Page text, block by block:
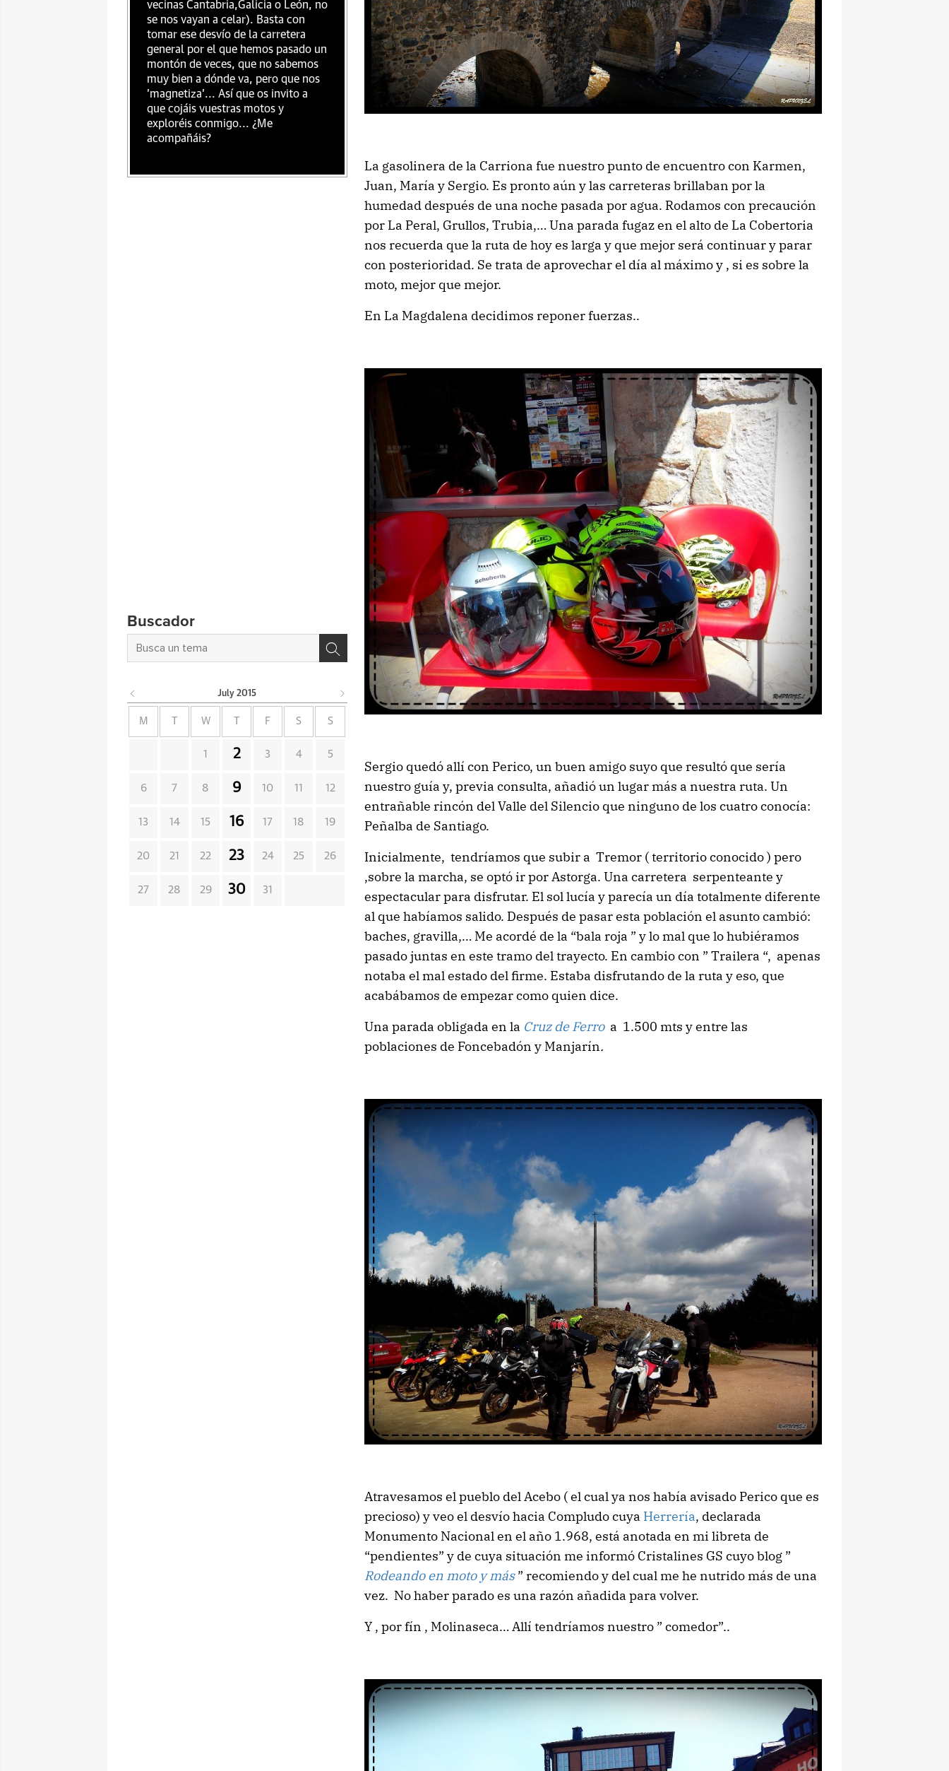
La gasolinera de la Carriona fue nuestro punto de encuentro con Karmen,
Juan, María y Sergio. Es pronto aún y las carreteras brillaban por la
humedad después de una noche pasada por agua. Rodamos con precaución
por La Peral, Grullos, Trubia,… Una parada fugaz en el alto de La Cobertoria
nos recuerda que la ruta de hoy es larga y que mejor será continuar y parar
con posterioridad. Se trata de aprovechar el día al máximo y , si es sobre la
moto, mejor que mejor.
En La Magdalena decidimos reponer fuerzas..
Sergio quedó allí con Perico, un buen amigo suyo que resultó que sería
nuestro guía y, previa consulta, añadió un lugar más a nuestra ruta. Un
entrañable rincón del Valle del Silencio que ninguno de los cuatro conocía:
Peñalba de Santiago.
Inicialmente, tendríamos que subir a Tremor ( territorio conocido ) pero
,sobre la marcha, se optó ir por Astorga. Una carretera serpenteante y
espectacular para disfrutar. El sol lucía y parecía un día totalmente diferente
al que habíamos salido. Después de pasar esta población el asunto cambió:
baches, gravilla,… Me acordé de la “bala roja ” y lo mal que lo hubiéramos
pasado juntas en este tramo del trayecto. En cambio con ” Trailera “, apenas
notaba el mal estado del firme. Estaba disfrutando de la ruta y eso, que
acabábamos de empezar como quien dice.
Una parada obligada en la Cruz de Ferro a 1.500 mts y entre las
poblaciones de Foncebadón y Manjarín.
Atravesamos el pueblo del Acebo ( el cual ya nos había avisado Perico que es
precioso) y veo el desvío hacia Compludo cuya Herrería, declarada
Monumento Nacional en el año 1.968, está anotada en mi libreta de
“pendientes” y de cuya situación me informó Cristalines GS cuyo blog ”
Rodeando en moto y más” recomiendo y del cual me he nutrido más de una
vez. No haber parado es una razón añadida para volver.
Y , por fín , Molinaseca… Allí tendríamos nuestro ” comedor”..
vecinas Cantabria,Galicia o León, no
se nos vayan a celar). Basta con
tomar ese desvío de la carretera
general por el que hemos pasado un
montón de veces, que no sabemos
muy bien a dónde va, pero que nos
'magnetiza'... Así que os invito a
que cojáis vuestras motos y
exploréis conmigo... ¿Me
acompañáis?
Buscador
July 2015
M W F S S
1 2 3 4 5
6 7 8 9 10 11 12
13 14 15 16 17 18 19
20 21 22 23 24 25 26
27 28 29 30 31